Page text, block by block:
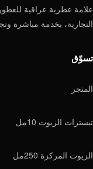
عطرية عراقية
بخدمة مباشرة
الزيوت 10مل
المركزة 250مل